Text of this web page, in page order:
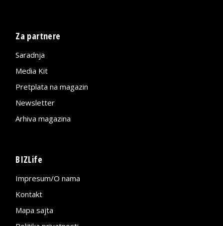
Za partnere
Saradnja
Media Kit
Pretplata na magazin
Newsletter
Arhiva magazina
BIZLife
Impresum/O nama
Kontakt
Mapa sajta